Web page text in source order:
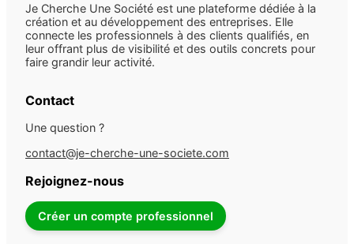
Je Cherche Une Société est une plateforme dédiée à la
création et au développement des entreprises. Elle
connecte les professionnels à des clients qualifiés, en
leur offrant plus de visibilité et des outils concrets pour
faire grandir leur activité.
Contact
Une question ?
contact@je-cherche-une-societe.com
Rejoignez-nous
Créer un compte professionnel